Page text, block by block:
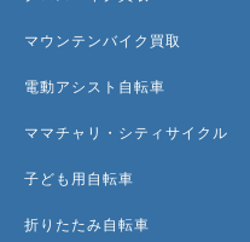
マウンテンバイク買取
電動アシスト自転車
ママチャリ・シティサイクル
子ども用自転車
折りたたみ自転車